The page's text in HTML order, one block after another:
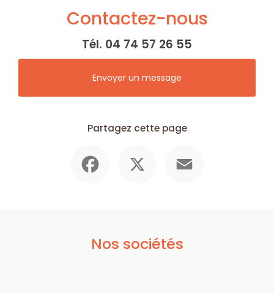
Contactez-nous
Tél. 04 74 57 26 55
Envoyer un message
Partagez cette page
Nos sociétés